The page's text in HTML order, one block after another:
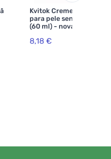
Kvitok Creme de manga
para pele sensível e seca
(60 ml) - nova fórmula
8,18 €